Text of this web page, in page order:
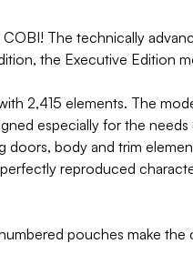
The technically
the Executive Edition
2,415 elements. The
especially for the needs
body and trim
reproduced
pouches make